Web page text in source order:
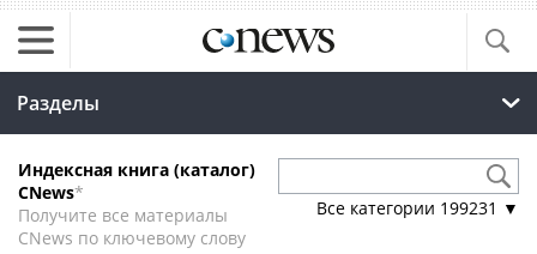
Разделы
Индексная книга (каталог)
CNews*
Получите все материалы
CNews по ключевому слову
Все категории 199231 ▼